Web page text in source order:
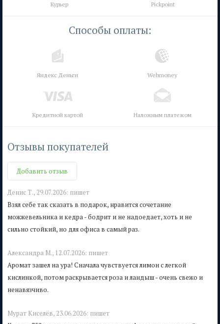
Курьер Pickpoint
Способы оплаты:
Яндекс Деньги Webmoney
Кредитной картой Наложным платежом
Отзывы покупателей
Добавить отзыв
Денис Т., 29.07.2026: пишет
Взял себе так сказать в подарок, нравится сочетание
можжевельника и кедра - бодрит и не надоедает, хоть и не
сильно стойкий, но для офиса в самый раз.
Александра М., 12.07.2026: пишет
Аромат зашел на ура! Сначала чувствуется лимон с легкой
кислинкой, потом раскрывается роза и ландыш - очень свежо и
ненавязчиво.
Мурат Киселёв, 23.06.2026: пишет